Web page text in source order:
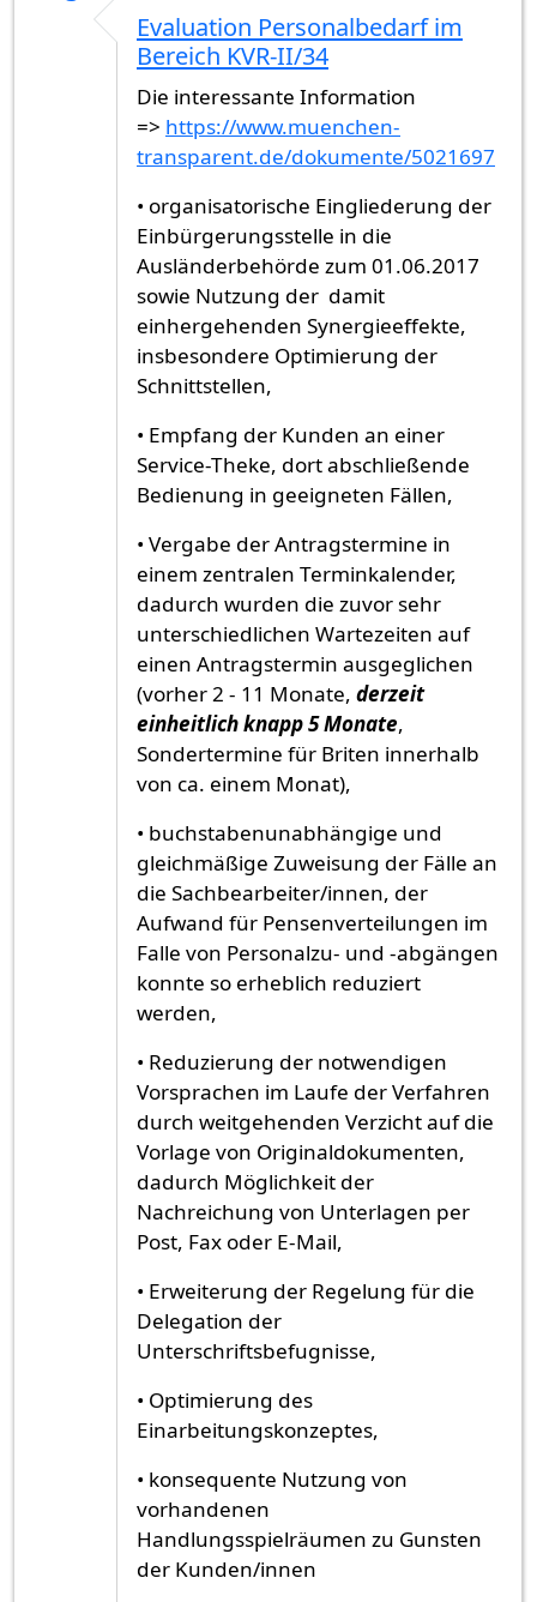
Evaluation Personalbedarf im
Bereich KVR-II/34
Die interessante Information
=> https://www.muenchen-
transparent.de/dokumente/5021697
• organisatorische Eingliederung der
Einbürgerungsstelle in die
Ausländerbehörde zum 01.06.2017
sowie Nutzung der damit
einhergehenden Synergieeffekte,
insbesondere Optimierung der
Schnittstellen,
• Empfang der Kunden an einer
Service-Theke, dort abschließende
Bedienung in geeigneten Fällen,
• Vergabe der Antragstermine in
einem zentralen Terminkalender,
dadurch wurden die zuvor sehr
unterschiedlichen Wartezeiten auf
einen Antragstermin ausgeglichen
(vorher 2 - 11 Monate, derzeit
einheitlich knapp 5 Monate,
Sondertermine für Briten innerhalb
von ca. einem Monat),
• buchstabenunabhängige und
gleichmäßige Zuweisung der Fälle an
die Sachbearbeiter/innen, der
Aufwand für Pensenverteilungen im
Falle von Personalzu- und -abgängen
konnte so erheblich reduziert
werden,
• Reduzierung der notwendigen
Vorsprachen im Laufe der Verfahren
durch weitgehenden Verzicht auf die
Vorlage von Originaldokumenten,
dadurch Möglichkeit der
Nachreichung von Unterlagen per
Post, Fax oder E-Mail,
• Erweiterung der Regelung für die
Delegation der
Unterschriftsbefugnisse,
• Optimierung des
Einarbeitungskonzeptes,
• konsequente Nutzung von
vorhandenen
Handlungsspielräumen zu Gunsten
der Kunden/innen